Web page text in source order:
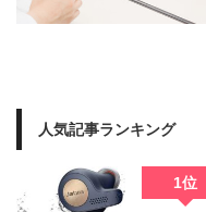
人気記事ランキング
1位